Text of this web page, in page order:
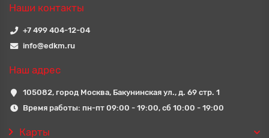
Наши контакты
+7 499 404-12-04
info@edkm.ru
Наш адрес
105082, город Москва, Бакунинская ул., д. 69 стр. 1
Время работы: пн-пт 09:00 - 19:00, сб 10:00 - 19:00
Карты